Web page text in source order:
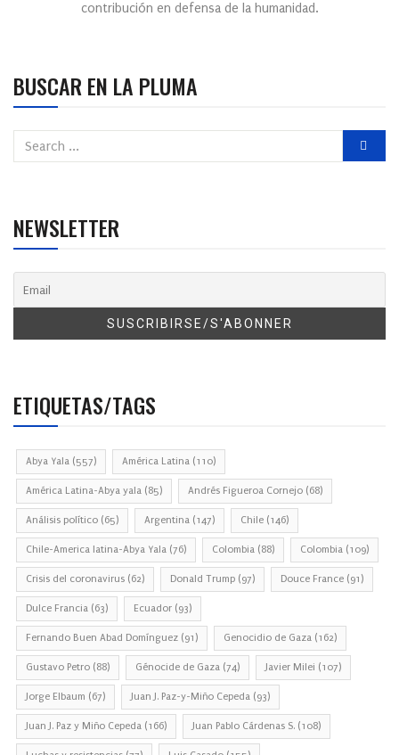
contribución en defensa de la humanidad.
BUSCAR EN LA PLUMA
NEWSLETTER
ETIQUETAS/TAGS
Abya Yala (557) América Latina (110)
América Latina-Abya yala (85) Andrés Figueroa Cornejo (68)
Análisis político (65) Argentina (147) Chile (146)
Chile-America latina-Abya Yala (76) Colombia (88) Colombia (109)
Crisis del coronavirus (62) Donald Trump (97) Douce France (91)
Dulce Francia (63) Ecuador (93)
Fernando Buen Abad Domínguez (91) Genocidio de Gaza (162)
Gustavo Petro (88) Génocide de Gaza (74) Javier Milei (107)
Jorge Elbaum (67) Juan J. Paz-y-Miño Cepeda (93)
Juan J. Paz y Miño Cepeda (166) Juan Pablo Cárdenas S. (108)